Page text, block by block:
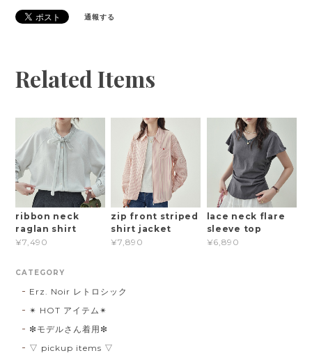
通報する
Related Items
ribbon neck
raglan shirt
¥7,490
zip front striped
shirt jacket
¥7,890
lace neck flare
sleeve top
¥6,890
CATEGORY
Erz. Noir レトロシック
✴︎ HOT アイテム✴︎
❇︎モデルさん着用❇︎
▽ pickup items ▽